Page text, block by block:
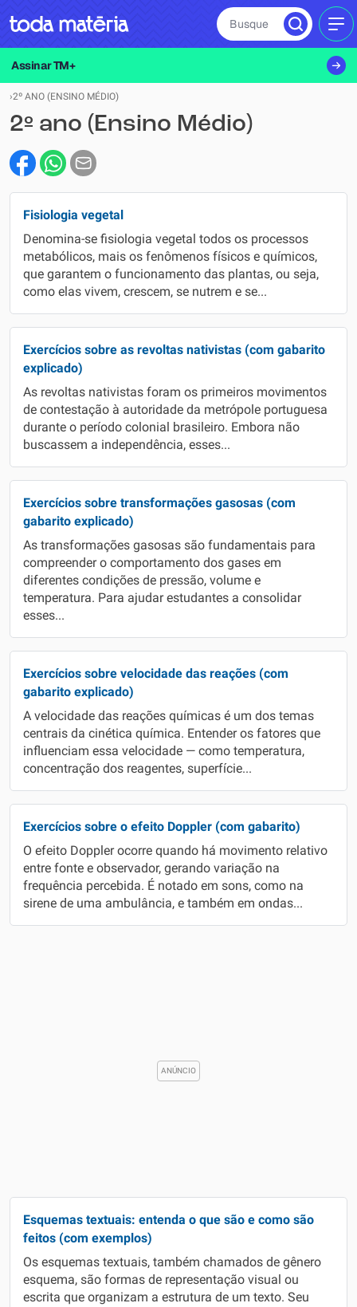
Busque
Assinar TM+
›2º ANO (ENSINO MÉDIO)
2º ano (Ensino Médio)
Fisiologia vegetal
Denomina-se fisiologia vegetal todos os processos
metabólicos, mais os fenômenos físicos e químicos,
que garantem o funcionamento das plantas, ou seja,
como elas vivem, crescem, se nutrem e se...
Exercícios sobre as revoltas nativistas (com gabarito
explicado)
As revoltas nativistas foram os primeiros movimentos
de contestação à autoridade da metrópole portuguesa
durante o período colonial brasileiro. Embora não
buscassem a independência, esses...
Exercícios sobre transformações gasosas (com
gabarito explicado)
As transformações gasosas são fundamentais para
compreender o comportamento dos gases em
diferentes condições de pressão, volume e
temperatura. Para ajudar estudantes a consolidar
esses...
Exercícios sobre velocidade das reações (com
gabarito explicado)
A velocidade das reações químicas é um dos temas
centrais da cinética química. Entender os fatores que
influenciam essa velocidade — como temperatura,
concentração dos reagentes, superfície...
Exercícios sobre o efeito Doppler (com gabarito)
O efeito Doppler ocorre quando há movimento relativo
entre fonte e observador, gerando variação na
frequência percebida. É notado em sons, como na
sirene de uma ambulância, e também em ondas...
Esquemas textuais: entenda o que são e como são
feitos (com exemplos)
Os esquemas textuais, também chamados de gênero
esquema, são formas de representação visual ou
escrita que organizam a estrutura de um texto. Seu